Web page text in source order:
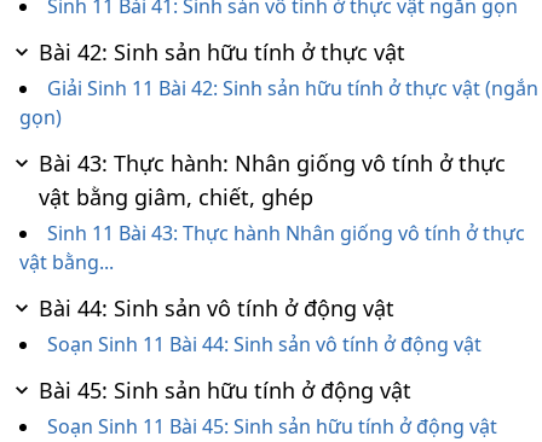
Sinh 11 Bài 41: Sinh sản vô tính ở thực vật ngắn gọn
Bài 42: Sinh sản hữu tính ở thực vật
Giải Sinh 11 Bài 42: Sinh sản hữu tính ở thực vật (ngắn
gọn)
Bài 43: Thực hành: Nhân giống vô tính ở thực
vật bằng giâm, chiết, ghép
Sinh 11 Bài 43: Thực hành Nhân giống vô tính ở thực
vật bằng...
Bài 44: Sinh sản vô tính ở động vật
Soạn Sinh 11 Bài 44: Sinh sản vô tính ở động vật
Bài 45: Sinh sản hữu tính ở động vật
Soạn Sinh 11 Bài 45: Sinh sản hữu tính ở động vật